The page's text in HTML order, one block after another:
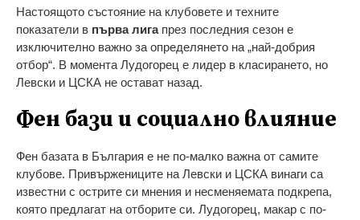
Настоящото състояние на клубовете и техните
показатели в първа лигапрез последния сезон е
изключително важно за определянето на „най-добрия
отбор“. В момента Лудогорец е лидер в класирането, но
Левски и ЦСКА не остават назад.
Фен бази и социално влияние
Фен базата в България е не по-малко важна от самите
клубове. Привържениците на Левски и ЦСКА винаги са
известни с острите си мнения и несменяемата подкрепа,
която предлагат на отборите си. Лудогорец, макар с по-